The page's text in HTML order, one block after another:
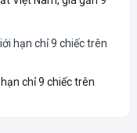
chỉ 9 chiếc trên